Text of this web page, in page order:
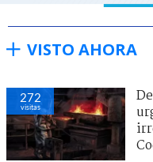
VISTO AHORA
272
visitas